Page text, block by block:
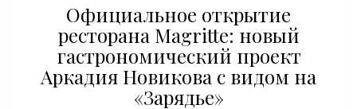
Официальное открытие
ресторана Magritte: новый
гастрономический проект
Аркадия Новикова с видом на
«Зарядье»